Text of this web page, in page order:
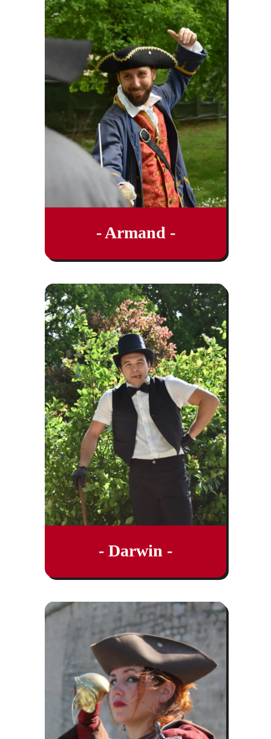
- Armand -
- Darwin -